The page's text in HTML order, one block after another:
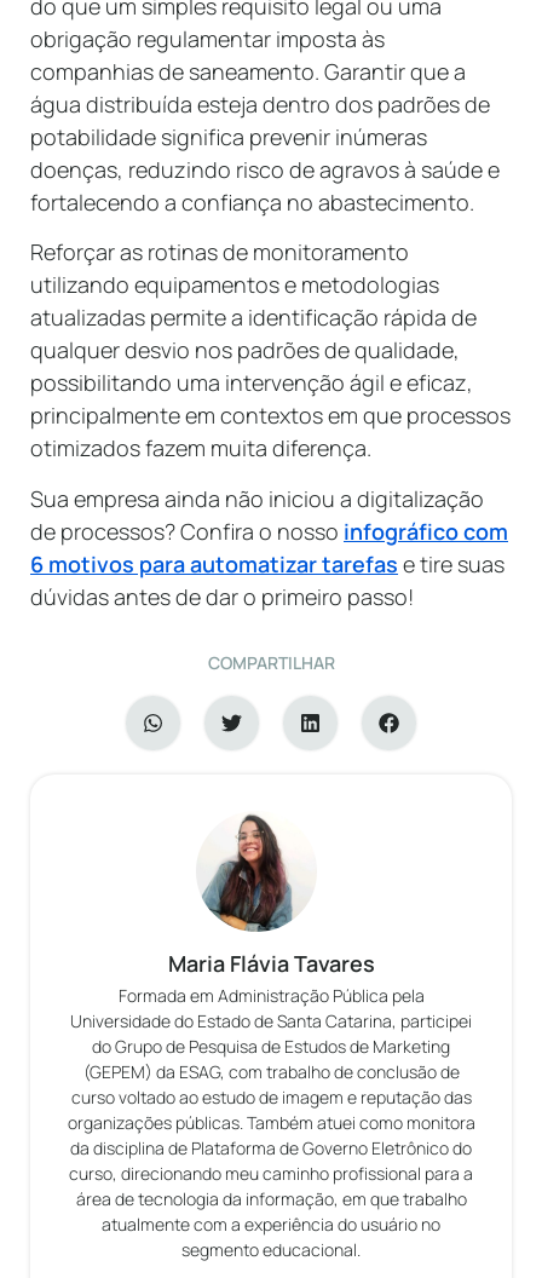
do que um simples requisito legal ou uma
obrigação regulamentar imposta às
companhias de saneamento. Garantir que a
água distribuída esteja dentro dos padrões de
potabilidade significa prevenir inúmeras
doenças, reduzindo risco de agravos à saúde e
fortalecendo a confiança no abastecimento.
Reforçar as rotinas de monitoramento
utilizando equipamentos e metodologias
atualizadas permite a identificação rápida de
qualquer desvio nos padrões de qualidade,
possibilitando uma intervenção ágil e eficaz,
principalmente em contextos em que processos
otimizados fazem muita diferença.
Sua empresa ainda não iniciou a digitalização
de processos? Confira o nosso infográfico com
6 motivos para automatizar tarefas e tire suas
dúvidas antes de dar o primeiro passo!
COMPARTILHAR
Maria Flávia Tavares
Formada em Administração Pública pela
Universidade do Estado de Santa Catarina, participei
do Grupo de Pesquisa de Estudos de Marketing
(GEPEM) da ESAG, com trabalho de conclusão de
curso voltado ao estudo de imagem e reputação das
organizações públicas. Também atuei como monitora
da disciplina de Plataforma de Governo Eletrônico do
curso, direcionando meu caminho profissional para a
área de tecnologia da informação, em que trabalho
atualmente com a experiência do usuário no
segmento educacional.